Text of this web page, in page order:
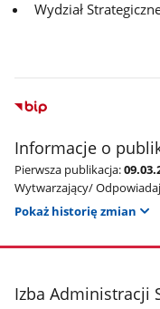
Wydział
Informacje o
Pierwsza publikacja:
Wytwarzający/
Pokaż historię zmian
stopka
Izba Administracji